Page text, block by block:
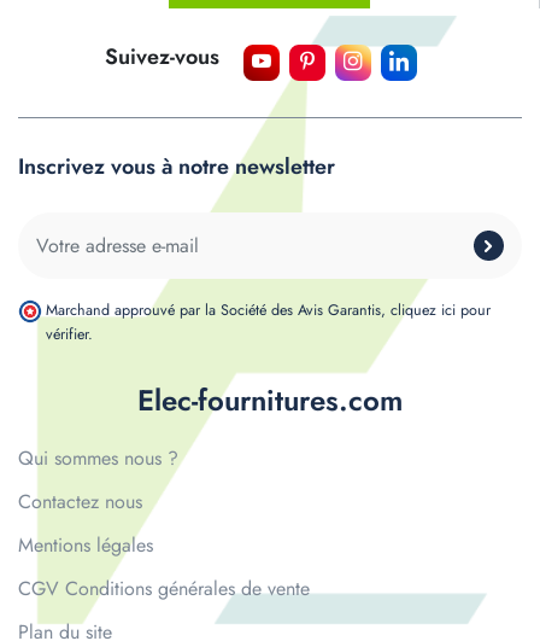
Elec-fournitures.com
Qui sommes nous ?
Contactez nous
Mentions légales
CGV Conditions générales de vente
Plan du site
Suivez-vous
Inscrivez vous à notre newsletter
Marchand approuvé par la Société des Avis Garantis, cliquez ici pour
vérifier.